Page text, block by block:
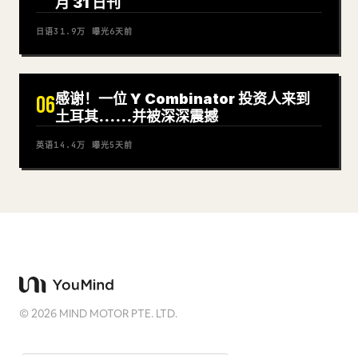
日语31.9万 曝光6天前
06感谢！一位 Y Combinator 投资人来到
土耳其……并被深深震撼
英语14.4万 曝光5天前
©2026 MIND MOTOR PTE. LTD.